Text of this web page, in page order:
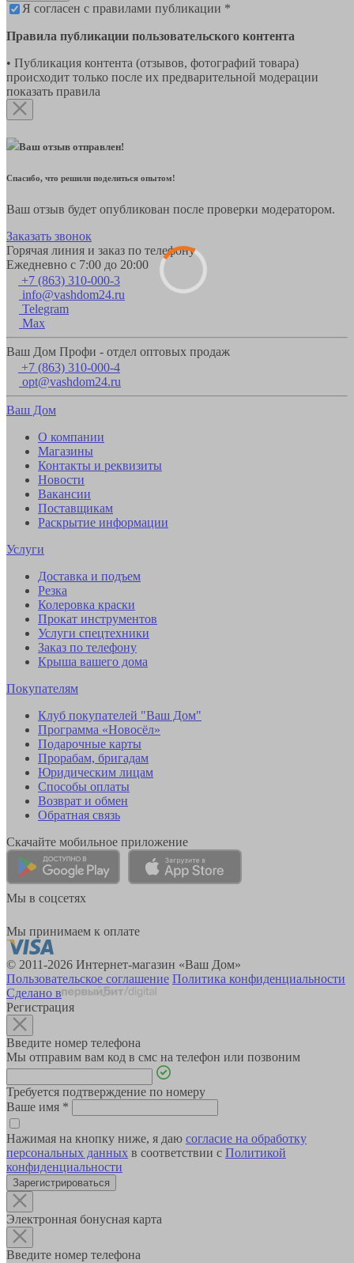
Я согласен с правилами публикации *
Правила публикации пользовательского контента
• Публикация контента (отзывов, фотографий товара)
происходит только после их предварительной модерации
показать правила
Ваш отзыв отправлен!
Спасибо, что решили поделиться опытом!
Ваш отзыв будет опубликован после проверки модератором.
Заказать звонок
Горячая линия и заказ по телефону
Ежедневно с 7:00 до 20:00
+7 (863) 310-000-3
info@vashdom24.ru
Telegram
Max
Ваш Дом Профи - отдел оптовых продаж
+7 (863) 310-000-4
opt@vashdom24.ru
Ваш Дом
О компании
Магазины
Контакты и реквизиты
Новости
Вакансии
Поставщикам
Раскрытие информации
Услуги
Доставка и подъем
Резка
Колеровка краски
Прокат инструментов
Услуги спецтехники
Заказ по телефону
Крыша вашего дома
Покупателям
Клуб покупателей "Ваш Дом"
Программа «Новосёл»
Подарочные карты
Прорабам, бригадам
Юридическим лицам
Способы оплаты
Возврат и обмен
Обратная связь
Скачайте мобильное приложение
Мы в соцсетях
Мы принимаем к оплате
© 2011-2026 Интернет-магазин «Ваш Дом»
Пользовательское соглашение Политика конфиденциальности
Сделано в
Регистрация
Введите номер телефона
Мы отправим вам код в смс на телефон или позвоним
Требуется подтверждение по номеру
Ваше имя *
Нажимая на кнопку ниже, я даю согласие на обработку
персональных данных в соответствии с Политикой
конфиденциальности
Зарегистрироваться
Электронная бонусная карта
Введите номер телефона